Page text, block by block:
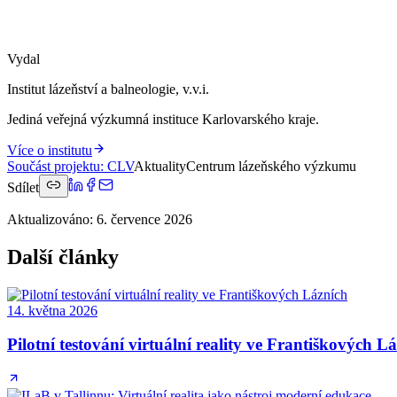
Vydal
Institut lázeňství a balneologie, v.v.i.
Jediná veřejná výzkumná instituce Karlovarského kraje.
Více o institutu
Součást projektu: CLVAktualityCentrum lázeňského výzkumu
Sdílet
Aktualizováno: 6. července 2026
Další články
14. května 2026
Pilotní testování virtuální reality ve Františkových